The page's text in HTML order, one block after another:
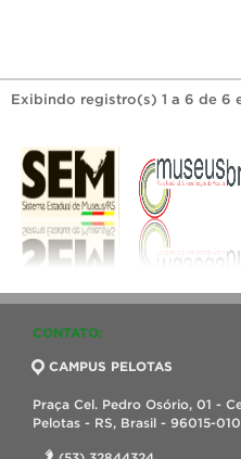
Exibindo registro(s) 1 a 6 de 6
CONTATO:
CAMPUS PELOTAS
Praça Cel. Pedro Osório, 01 -
Pelotas - RS, Brasil - 96015-010